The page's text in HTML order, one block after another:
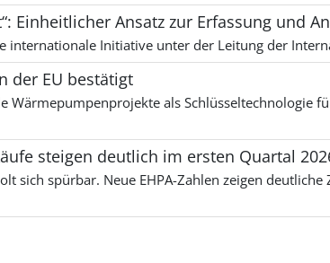
Einheitlicher Ansatz zur Erfassung und
internationale Initiative unter der Leitung der
der EU bestätigt
als Schlüsseltechnologie
steigen deutlich im ersten Quartal
sich spürbar. Neue EHPA-Zahlen zeigen